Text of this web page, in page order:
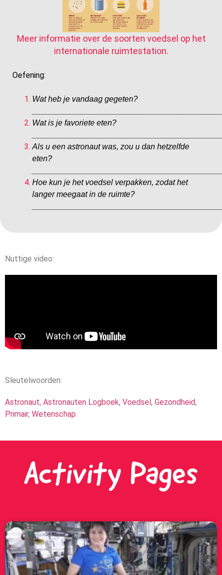
Meer informatie over de soorten voedsel op het
internationale ruimtestation.
Oefening:
Wat heb je vandaag gegeten?
Wat is je favoriete eten?
Als u een astronaut was, zou u dan hetzelfde
eten?
Hoe kun je het voedsel verpakken, zodat het
langer meegaat in de ruimte?
Nuttige video:
Sleutelwoorden:
Astronaut, Astronauten Logboek, Voedsel, Gezondheid,
Primair, Wetenschap